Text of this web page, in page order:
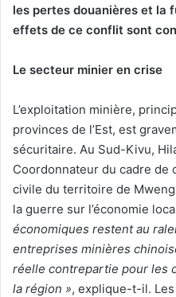
les pertes douanières et la
effets de ce conflit sont
Le secteur minier en crise
L’exploitation minière,
provinces de l’Est, est
sécuritaire. Au Sud-Kivu,
Coordonnateur du cadre de
civile du territoire de
la guerre sur l’économie
économiques restent au
entreprises minières
réelle contrepartie pour les
la région », explique-t-il.